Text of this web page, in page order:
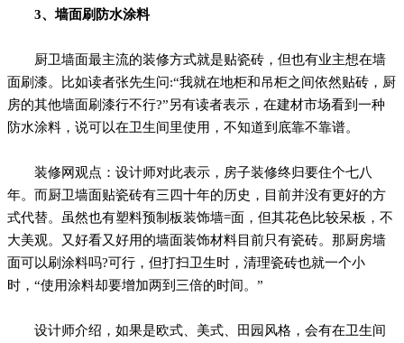
3、墙面刷防水涂料
厨卫墙面最主流的装修方式就是贴瓷砖，但也有业主想在墙
面刷漆。比如读者张先生问:“我就在地柜和吊柜之间依然贴砖，厨
房的其他墙面刷漆行不行?”另有读者表示，在建材市场看到一种
防水涂料，说可以在卫生间里使用，不知道到底靠不靠谱。
装修网观点：设计师对此表示，房子装修终归要住个七八
年。而厨卫墙面贴瓷砖有三四十年的历史，目前并没有更好的方
式代替。虽然也有塑料预制板装饰墙=面，但其花色比较呆板，不
大美观。又好看又好用的墙面装饰材料目前只有瓷砖。那厨房墙
面可以刷涂料吗?可行，但打扫卫生时，清理瓷砖也就一个小
时，“使用涂料却要增加两到三倍的时间。”
设计师介绍，如果是欧式、美式、田园风格，会有在卫生间